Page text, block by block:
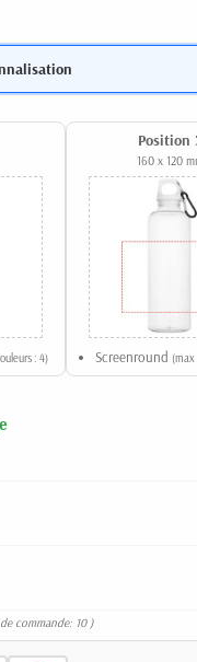
: 4)
Position
160 x 120
Screenround (max
commande: 10 )